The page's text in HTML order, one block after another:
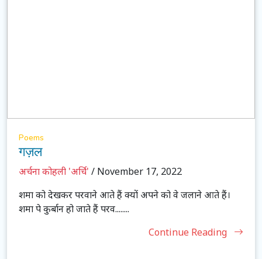
Poems
गज़ल
अर्चना कोहली 'अर्चि' / November 17, 2022
शमा को देखकर परवाने आते हैं क्यों अपने को वे जलाने आते हैं।
शमा पे कुर्बान हो जाते हैं परव........
Continue Reading